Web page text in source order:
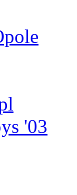
'03